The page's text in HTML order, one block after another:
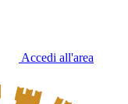
Accedi all'area